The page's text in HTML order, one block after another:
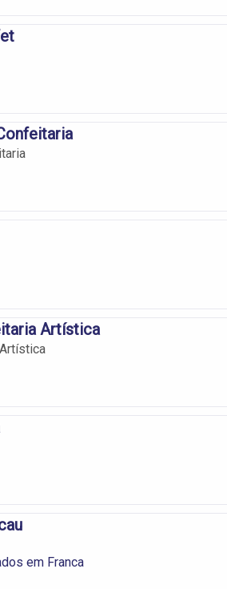
Artística
em Franca